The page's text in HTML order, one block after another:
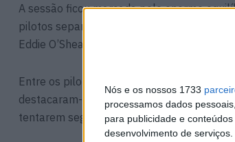
Nós e os nossos 1733
processamos dados
para publicidade e
desenvolvimento de serviços.
A sessão ficou marcada pelo enorme
pilotos separados por menos de oito
Eddie O’Shea também asseguraram
Entre os pilotos que ficaram fora dos
destacaram-se Guido Pini e Alvaro Carpe,
tentarem seguir em frente na qualificação.